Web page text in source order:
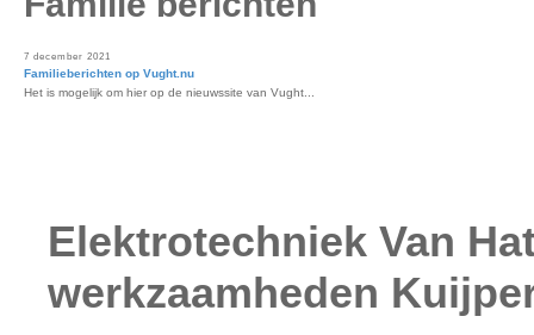
7 december 2021
Familieberichten op Vught.nu
Het is mogelijk om hier op de nieuwssite van Vught...
Elektrotechniek Van
werkzaamheden